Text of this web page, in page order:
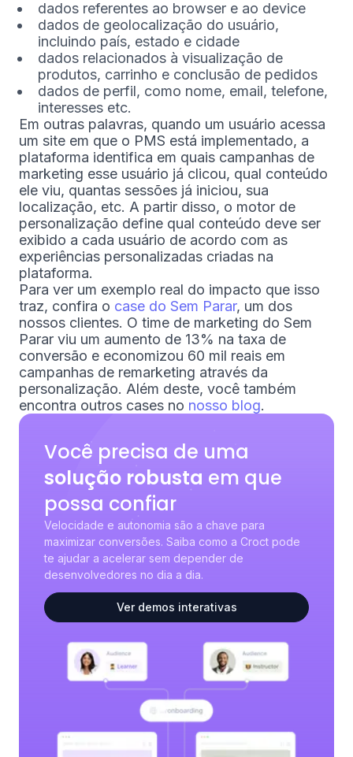
dados referentes ao browser e ao device
dados de geolocalização do usuário,
incluindo país, estado e cidade
dados relacionados à visualização de
produtos, carrinho e conclusão de pedidos
dados de perfil, como nome, email, telefone,
interesses etc.
Em outras palavras, quando um usuário acessa
um site em que o PMS está implementado, a
plataforma identifica em quais campanhas de
marketing esse usuário já clicou, qual conteúdo
ele viu, quantas sessões já iniciou, sua
localização, etc. A partir disso, o motor de
personalização define qual conteúdo deve ser
exibido a cada usuário de acordo com as
experiências personalizadas criadas na
plataforma.
Para ver um exemplo real do impacto que isso
traz, confira o case do Sem Parar, um dos
nossos clientes. O time de marketing do Sem
Parar viu um aumento de 13% na taxa de
conversão e economizou 60 mil reais em
campanhas de remarketing através da
personalização. Além deste, você também
encontra outros cases no nosso blog.
Você precisa de uma
solução robusta em que
possa confiar
Velocidade e autonomia são a chave para
maximizar conversões. Saiba como a Croct pode
te ajudar a acelerar sem depender de
desenvolvedores no dia a dia.
Ver demos interativas